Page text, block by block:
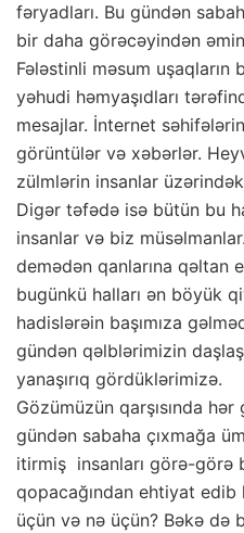
fəryadları. Bu gündən
bir daha görəcəyindən
Fələstinli məsum uşaqların
yəhudi həmyaşıdları
mesajlar. İnternet
görüntülər və xəbərlər.
zülmlərin insanlar
Digər təfədə isə bütün bu
insanlar və biz
demədən qanlarına qəltan
bugünkü halları ən böyük
hadislərəin başımıza
gündən qəlblərimizin
yanaşırıq gördüklərimizə.
Gözümüzün qarşısında
gündən sabaha çıxmağa
itirmiş insanları görə-görə
qopacağından ehtiyat edib
üçün və nə üçün? Bəkə də